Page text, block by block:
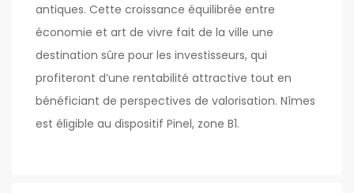
antiques. Cette croissance équilibrée entre
économie et art de vivre fait de la ville une
destination sûre pour les investisseurs, qui
profiteront d’une rentabilité attractive tout en
bénéficiant de perspectives de valorisation. Nîmes
est éligible au dispositif Pinel, zone B1.